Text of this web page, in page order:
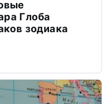
Глоба
зодиака